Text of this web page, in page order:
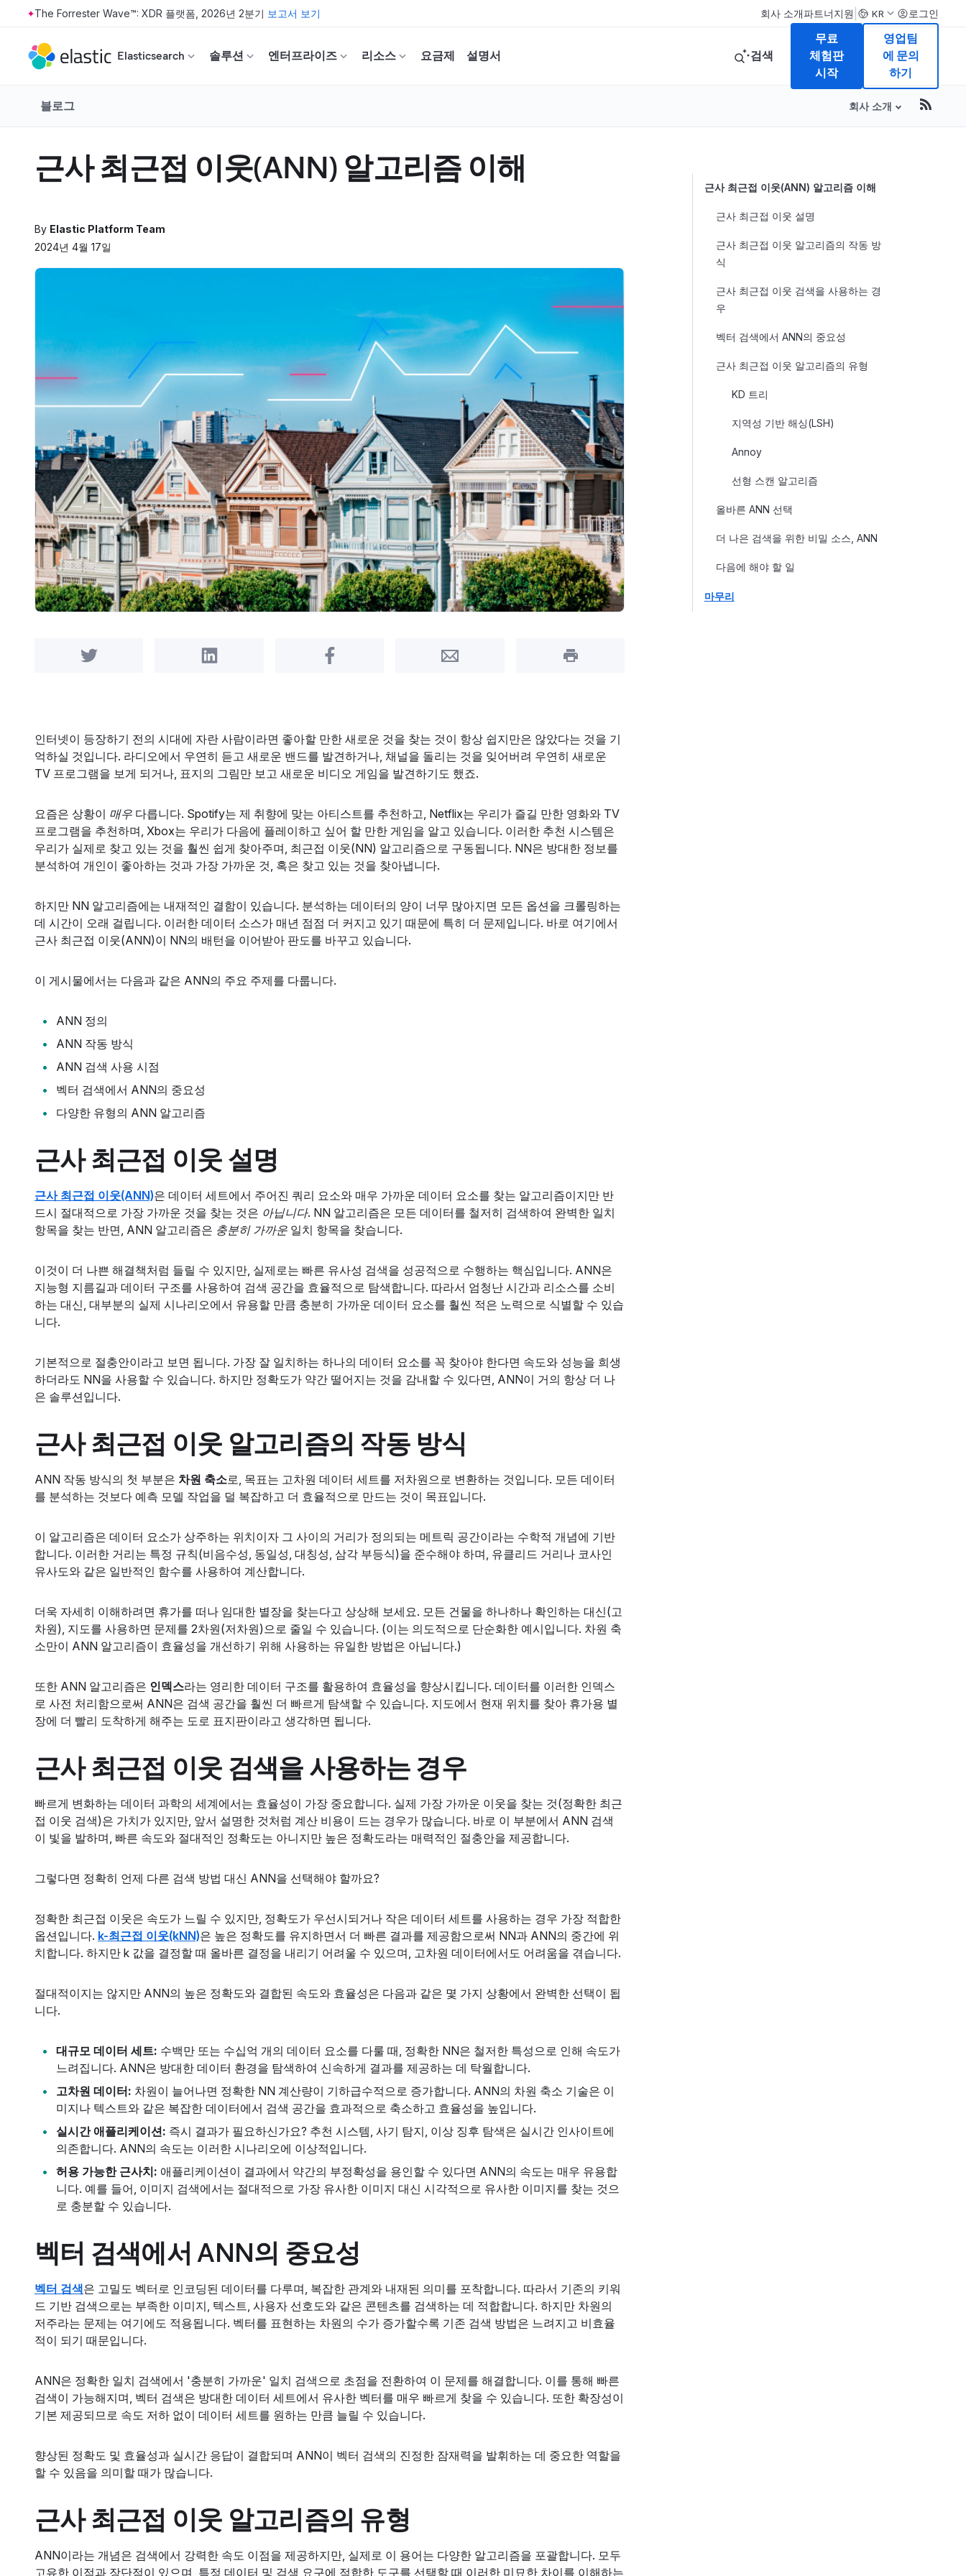
Skip to main content
The Forrester Wave™: XDR 플랫폼, 2026년 2분기 보고서 보기 회사 소개파트너지원 KR 로그인
Elasticsearch 솔루션 엔터프라이즈 리소스 요금제 설명서 검색
무료
체험판
시작
영업팀
에 문의
하기
블로그 회사 소개
Table of
근사 최근접 이웃(ANN) 알고리즘 이해
근사 최근접 이웃 설명
근사 최근접 이웃 알고리즘의 작동 방
식
근사 최근접 이웃 검색을 사용하는 경
우
벡터 검색에서 ANN의 중요성
근사 최근접 이웃 알고리즘의 유형
KD 트리
지역성 기반 해싱(LSH)
Annoy
선형 스캔 알고리즘
올바른 ANN 선택
더 나은 검색을 위한 비밀 소스, ANN
다음에 해야 할 일
마무리
근사 최근접 이웃(ANN) 알고리즘 이해
By Elastic Platform Team
2024년 4월 17일
Share on Twitter Share on LinkedIn Share on Facebook Share by Email Print this page
인터넷이 등장하기 전의 시대에 자란 사람이라면 좋아할 만한 새로운 것을 찾는 것이 항상 쉽지만은 않았다는 것을 기
억하실 것입니다. 라디오에서 우연히 듣고 새로운 밴드를 발견하거나, 채널을 돌리는 것을 잊어버려 우연히 새로운
TV 프로그램을 보게 되거나, 표지의 그림만 보고 새로운 비디오 게임을 발견하기도 했죠.
요즘은 상황이 매우 다릅니다. Spotify는 제 취향에 맞는 아티스트를 추천하고, Netflix는 우리가 즐길 만한 영화와 TV
프로그램을 추천하며, Xbox는 우리가 다음에 플레이하고 싶어 할 만한 게임을 알고 있습니다. 이러한 추천 시스템은
우리가 실제로 찾고 있는 것을 훨씬 쉽게 찾아주며, 최근접 이웃(NN) 알고리즘으로 구동됩니다. NN은 방대한 정보를
분석하여 개인이 좋아하는 것과 가장 가까운 것, 혹은 찾고 있는 것을 찾아냅니다.
하지만 NN 알고리즘에는 내재적인 결함이 있습니다. 분석하는 데이터의 양이 너무 많아지면 모든 옵션을 크롤링하는
데 시간이 오래 걸립니다. 이러한 데이터 소스가 매년 점점 더 커지고 있기 때문에 특히 더 문제입니다. 바로 여기에서
근사 최근접 이웃(ANN)이 NN의 배턴을 이어받아 판도를 바꾸고 있습니다.
이 게시물에서는 다음과 같은 ANN의 주요 주제를 다룹니다.
ANN 정의
ANN 작동 방식
ANN 검색 사용 시점
벡터 검색에서 ANN의 중요성
다양한 유형의 ANN 알고리즘
근사 최근접 이웃 설명
근사 최근접 이웃(ANN)은 데이터 세트에서 주어진 쿼리 요소와 매우 가까운 데이터 요소를 찾는 알고리즘이지만 반
드시 절대적으로 가장 가까운 것을 찾는 것은 아닙니다. NN 알고리즘은 모든 데이터를 철저히 검색하여 완벽한 일치
항목을 찾는 반면, ANN 알고리즘은 충분히 가까운 일치 항목을 찾습니다.
이것이 더 나쁜 해결책처럼 들릴 수 있지만, 실제로는 빠른 유사성 검색을 성공적으로 수행하는 핵심입니다. ANN은
지능형 지름길과 데이터 구조를 사용하여 검색 공간을 효율적으로 탐색합니다. 따라서 엄청난 시간과 리소스를 소비
하는 대신, 대부분의 실제 시나리오에서 유용할 만큼 충분히 가까운 데이터 요소를 훨씬 적은 노력으로 식별할 수 있습
니다.
기본적으로 절충안이라고 보면 됩니다. 가장 잘 일치하는 하나의 데이터 요소를 꼭 찾아야 한다면 속도와 성능을 희생
하더라도 NN을 사용할 수 있습니다. 하지만 정확도가 약간 떨어지는 것을 감내할 수 있다면, ANN이 거의 항상 더 나
은 솔루션입니다.
근사 최근접 이웃 알고리즘의 작동 방식
ANN 작동 방식의 첫 부분은 차원 축소로, 목표는 고차원 데이터 세트를 저차원으로 변환하는 것입니다. 모든 데이터
를 분석하는 것보다 예측 모델 작업을 덜 복잡하고 더 효율적으로 만드는 것이 목표입니다.
이 알고리즘은 데이터 요소가 상주하는 위치이자 그 사이의 거리가 정의되는 메트릭 공간이라는 수학적 개념에 기반
합니다. 이러한 거리는 특정 규칙(비음수성, 동일성, 대칭성, 삼각 부등식)을 준수해야 하며, 유클리드 거리나 코사인
유사도와 같은 일반적인 함수를 사용하여 계산합니다.
더욱 자세히 이해하려면 휴가를 떠나 임대한 별장을 찾는다고 상상해 보세요. 모든 건물을 하나하나 확인하는 대신(고
차원), 지도를 사용하면 문제를 2차원(저차원)으로 줄일 수 있습니다. (이는 의도적으로 단순화한 예시입니다. 차원 축
소만이 ANN 알고리즘이 효율성을 개선하기 위해 사용하는 유일한 방법은 아닙니다.)
또한 ANN 알고리즘은 인덱스라는 영리한 데이터 구조를 활용하여 효율성을 향상시킵니다. 데이터를 이러한 인덱스
로 사전 처리함으로써 ANN은 검색 공간을 훨씬 더 빠르게 탐색할 수 있습니다. 지도에서 현재 위치를 찾아 휴가용 별
장에 더 빨리 도착하게 해주는 도로 표지판이라고 생각하면 됩니다.
근사 최근접 이웃 검색을 사용하는 경우
빠르게 변화하는 데이터 과학의 세계에서는 효율성이 가장 중요합니다. 실제 가장 가까운 이웃을 찾는 것(정확한 최근
접 이웃 검색)은 가치가 있지만, 앞서 설명한 것처럼 계산 비용이 드는 경우가 많습니다. 바로 이 부분에서 ANN 검색
이 빛을 발하며, 빠른 속도와 절대적인 정확도는 아니지만 높은 정확도라는 매력적인 절충안을 제공합니다.
그렇다면 정확히 언제 다른 검색 방법 대신 ANN을 선택해야 할까요?
정확한 최근접 이웃은 속도가 느릴 수 있지만, 정확도가 우선시되거나 작은 데이터 세트를 사용하는 경우 가장 적합한
옵션입니다. k-최근접 이웃(kNN)은 높은 정확도를 유지하면서 더 빠른 결과를 제공함으로써 NN과 ANN의 중간에 위
치합니다. 하지만 k 값을 결정할 때 올바른 결정을 내리기 어려울 수 있으며, 고차원 데이터에서도 어려움을 겪습니다.
절대적이지는 않지만 ANN의 높은 정확도와 결합된 속도와 효율성은 다음과 같은 몇 가지 상황에서 완벽한 선택이 됩
니다.
대규모 데이터 세트: 수백만 또는 수십억 개의 데이터 요소를 다룰 때, 정확한 NN은 철저한 특성으로 인해 속도가
느려집니다. ANN은 방대한 데이터 환경을 탐색하여 신속하게 결과를 제공하는 데 탁월합니다.
고차원 데이터: 차원이 늘어나면 정확한 NN 계산량이 기하급수적으로 증가합니다. ANN의 차원 축소 기술은 이
미지나 텍스트와 같은 복잡한 데이터에서 검색 공간을 효과적으로 축소하고 효율성을 높입니다.
실시간 애플리케이션: 즉시 결과가 필요하신가요? 추천 시스템, 사기 탐지, 이상 징후 탐색은 실시간 인사이트에
의존합니다. ANN의 속도는 이러한 시나리오에 이상적입니다.
허용 가능한 근사치: 애플리케이션이 결과에서 약간의 부정확성을 용인할 수 있다면 ANN의 속도는 매우 유용합
니다. 예를 들어, 이미지 검색에서는 절대적으로 가장 유사한 이미지 대신 시각적으로 유사한 이미지를 찾는 것으
로 충분할 수 있습니다.
벡터 검색에서 ANN의 중요성
벡터 검색은 고밀도 벡터로 인코딩된 데이터를 다루며, 복잡한 관계와 내재된 의미를 포착합니다. 따라서 기존의 키워
드 기반 검색으로는 부족한 이미지, 텍스트, 사용자 선호도와 같은 콘텐츠를 검색하는 데 적합합니다. 하지만 차원의
저주라는 문제는 여기에도 적용됩니다. 벡터를 표현하는 차원의 수가 증가할수록 기존 검색 방법은 느려지고 비효율
적이 되기 때문입니다.
ANN은 정확한 일치 검색에서 '충분히 가까운' 일치 검색으로 초점을 전환하여 이 문제를 해결합니다. 이를 통해 빠른
검색이 가능해지며, 벡터 검색은 방대한 데이터 세트에서 유사한 벡터를 매우 빠르게 찾을 수 있습니다. 또한 확장성이
기본 제공되므로 속도 저하 없이 데이터 세트를 원하는 만큼 늘릴 수 있습니다.
향상된 정확도 및 효율성과 실시간 응답이 결합되며 ANN이 벡터 검색의 진정한 잠재력을 발휘하는 데 중요한 역할을
할 수 있음을 의미할 때가 많습니다.
근사 최근접 이웃 알고리즘의 유형
ANN이라는 개념은 검색에서 강력한 속도 이점을 제공하지만, 실제로 이 용어는 다양한 알고리즘을 포괄합니다. 모두
고유한 이점과 장단점이 있으며, 특정 데이터 및 검색 요구에 적합한 도구를 선택할 때 이러한 미묘한 차이를 이해하는